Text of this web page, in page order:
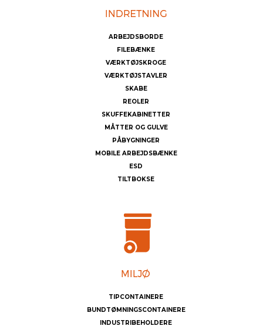
ARBEJDSBORDE
FILEBÆNKE
VÆRKTØJSKROGE
VÆRKTØJSTAVLER
SKABE
REOLER
SKUFFEKABINETTER
MÅTTER OG GULVE
PÅBYGNINGER
MOBILE ARBEJDSBÆNKE
ESD
TILTBOKSE
TIPCONTAINERE
BUNDTØMNINGSCONTAINERE
INDUSTRIBEHOLDERE